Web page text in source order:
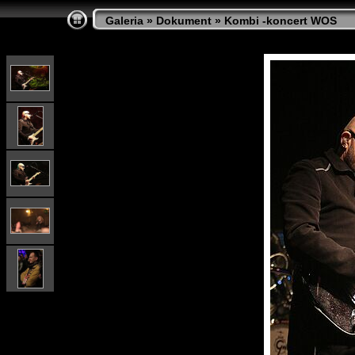
Galeria » Dokument » Kombi -koncert WOS